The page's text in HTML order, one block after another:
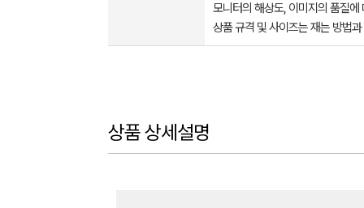
모니터의 해상도, 이미지의 품질
상품 규격 및 사이즈는 재는 방법
상품 상세설명